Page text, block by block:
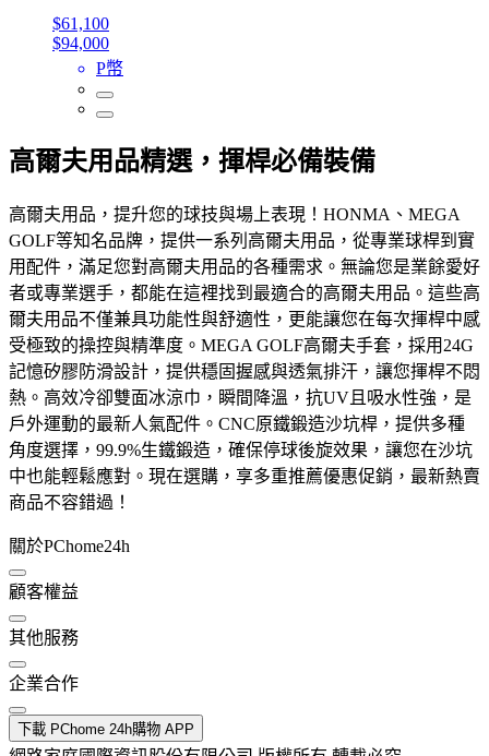
$61,100
$94,000
P幣
高爾夫用品精選，揮桿必備裝備
高爾夫用品，提升您的球技與場上表現！HONMA、MEGA
GOLF等知名品牌，提供一系列高爾夫用品，從專業球桿到實
用配件，滿足您對高爾夫用品的各種需求。無論您是業餘愛好
者或專業選手，都能在這裡找到最適合的高爾夫用品。這些高
爾夫用品不僅兼具功能性與舒適性，更能讓您在每次揮桿中感
受極致的操控與精準度。MEGA GOLF高爾夫手套，採用24G
記憶矽膠防滑設計，提供穩固握感與透氣排汗，讓您揮桿不悶
熱。高效冷卻雙面冰涼巾，瞬間降溫，抗UV且吸水性強，是
戶外運動的最新人氣配件。CNC原鐵鍛造沙坑桿，提供多種
角度選擇，99.9%生鐵鍛造，確保停球後旋效果，讓您在沙坑
中也能輕鬆應對。現在選購，享多重推薦優惠促銷，最新熱賣
商品不容錯過！
關於PChome24h
顧客權益
其他服務
企業合作
下載 PChome 24h購物 APP